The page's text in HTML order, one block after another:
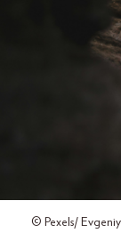
© Pexels/